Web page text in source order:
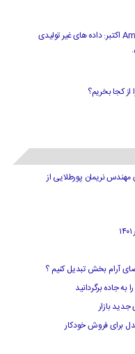
سرمایه گذاری Americas FX News 3 اکتبر: داده های غیر تولیدی
مهندس نریمان پورطلایی از
آرام بخش تبدیل کنیم ؟
جاده برگردانید
بازار
برای فروش خودکار